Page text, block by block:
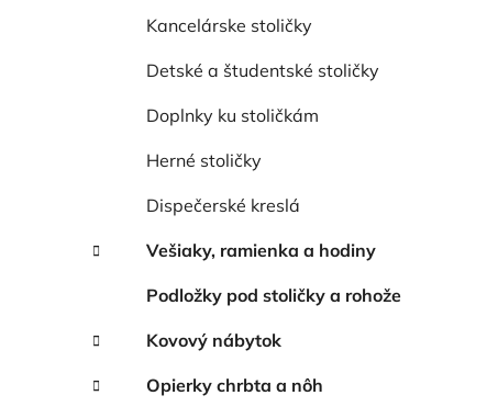
Kancelárske stoličky
Detské a študentské stoličky
Doplnky ku stoličkám
Herné stoličky
Dispečerské kreslá
Vešiaky, ramienka a hodiny
Podložky pod stoličky a rohože
Kovový nábytok
Opierky chrbta a nôh